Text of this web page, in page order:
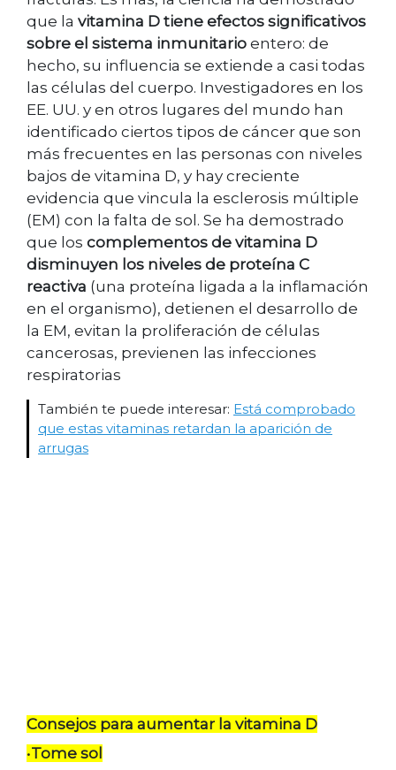
que la vitamina D tiene efectos significativos
sobre el sistema inmunitario entero: de
hecho, su influencia se extiende a casi todas
las células del cuerpo. Investigadores en los
EE. UU. y en otros lugares del mundo han
identificado ciertos tipos de cáncer que son
más frecuentes en las personas con niveles
bajos de vitamina D, y hay creciente
evidencia que vincula la esclerosis múltiple
(EM) con la falta de sol. Se ha demostrado
que los complementos de vitamina D
disminuyen los niveles de proteína C
reactiva (una proteína ligada a la inflamación
en el organismo), detienen el desarrollo de
la EM, evitan la proliferación de células
cancerosas, previenen las infecciones
respiratorias
También te puede interesar: Está comprobado
que estas vitaminas retardan la aparición de
arrugas
Consejos para aumentar la vitamina D
•Tome sol